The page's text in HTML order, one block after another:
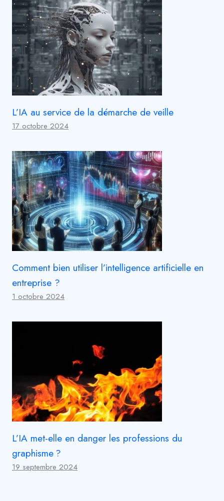
L’IA au service de la démarche de veille
17 octobre 2024
Comment bien utiliser l’intelligence artificielle en
entreprise ?
1 octobre 2024
L’IA met-elle en danger les professions du
graphisme ?
19 septembre 2024